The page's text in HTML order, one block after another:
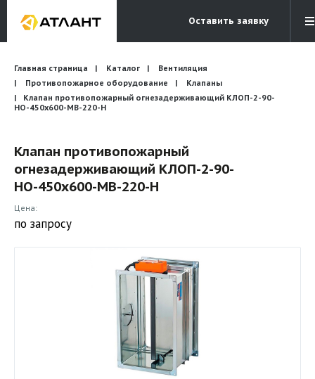
Оставить заявку
Электронная почта
info@atlantcompany.ru
Бесплатный звонок
8 (495) 532-45-07
Бренды
Каталоги
Бланки запросов
Главная страница Каталог
Вентиляция
Противопожарное оборудование
Клапаны
Клапан противопожарный огнезадерживающий КЛОП-2-90-
НО-450х600-МВ-220-Н
Клапан противопожарный
огнезадерживающий КЛОП-2-90-
НО-450х600-МВ-220-Н
Цена:
по запросу